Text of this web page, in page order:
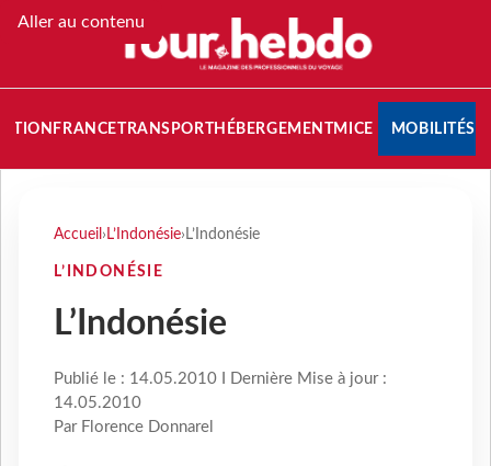
Aller au contenu
FRANCETRANSPORT HÉBERGEMENTMICE MOBILITÉS
Accueil › L’Indonésie› L’Indonésie
L’INDONÉSIE
L’Indonésie
Publié le : 14.05.2010 I Dernière Mise à jour :
14.05.2010
Par Florence Donnarel